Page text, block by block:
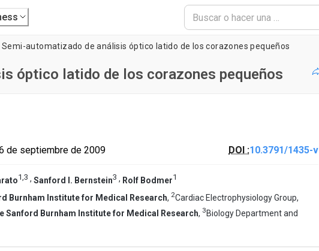
Semi-automatizado de análisis óptico latido de los corazones pequeños
óptico latido de los corazones pequeños
de septiembre de 2009 DOI :10.3791/1435-v
1,3 , Sanford I. Bernstein3 , Rolf Bodmer1
Burnham Institute for Medical Research, 2Cardiac Electrophysiology Group,
Sanford Burnham Institute for Medical Research, 3 Biology Department and